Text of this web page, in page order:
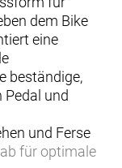
dem Bike
eine
beständige,
Pedal und
und Ferse
für optimale